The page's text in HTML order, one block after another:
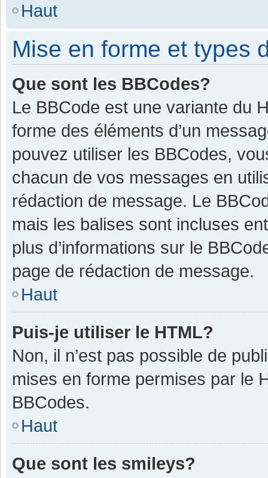
Haut
Mise en forme et types
Que sont les BBCodes?
Le BBCode est une variante du
forme des éléments d’un
pouvez utiliser les BBCodes,
chacun de vos messages en
rédaction de message. Le
mais les balises sont incluses
plus d’informations sur le
page de rédaction de message.
Haut
Puis-je utiliser le HTML?
Non, il n’est pas possible de
mises en forme permises par le
BBCodes.
Haut
Que sont les smileys?